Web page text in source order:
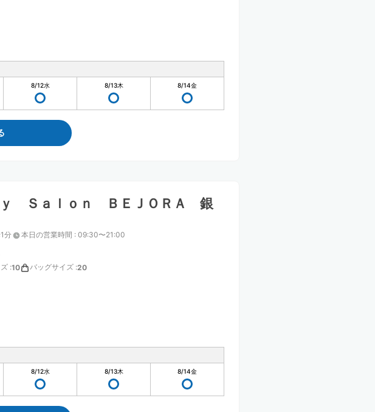
8/12水 8/13木 8/14金
ｙ Ｓａｌｏｎ ＢＥＪＯＲＡ 銀
分 本日の営業時間 : 09:30〜21:00
:10 バッグサイズ :20
8/12水 8/13木 8/14金